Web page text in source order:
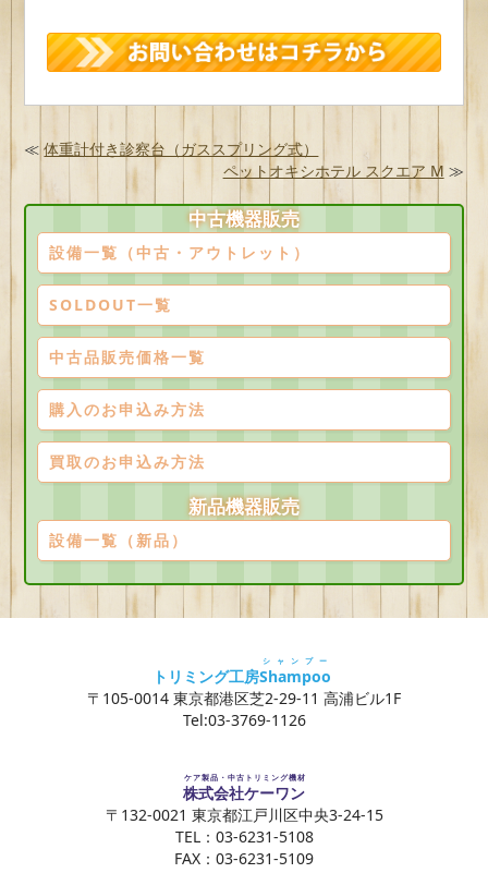
≪体重計付き診察台（ガススプリング式）
ペットオキシホテル スクエア M ≫
中古機器販売
設備一覧（中古・アウトレット）
SOLDOUT一覧
中古品販売価格一覧
購入のお申込み方法
買取のお申込み方法
新品機器販売
設備一覧（新品）
トリミング工房Shampoo
シャンプー
〒105-0014 東京都港区芝2-29-11 高浦ビル1F
Tel:03-3769-1126
株式会社ケーワン
ケア製品・中古トリミング機材
〒132-0021 東京都江戸川区中央3-24-15
TEL：03-6231-5108
FAX：03-6231-5109